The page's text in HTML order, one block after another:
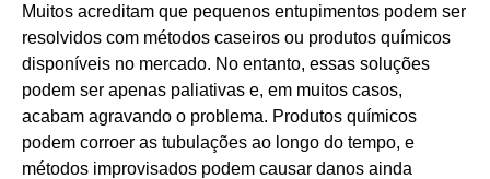
Muitos acreditam que pequenos entupimentos podem ser
resolvidos com métodos caseiros ou produtos químicos
disponíveis no mercado. No entanto, essas soluções
podem ser apenas paliativas e, em muitos casos,
acabam agravando o problema. Produtos químicos
podem corroer as tubulações ao longo do tempo, e
métodos improvisados podem causar danos ainda